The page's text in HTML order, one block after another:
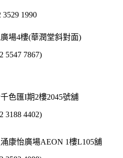
3529 1990
廣場4樓(華潤堂斜對面)
5547 7867)
色匯I期2樓2045號舖
3188 4402)
康怡廣場AEON 1樓L105舖